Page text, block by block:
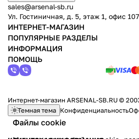
Файлы cookie
sales@arsenal-sb.ru
Ул. Гостиничная, д. 5, этаж 1, офис
ИНТЕРНЕТ-МАГАЗИН
ПОПУЛЯРНЫЕ РАЗДЕЛЫ
ИНФОРМАЦИЯ
ПОМОЩЬ
Интернет-магазин ARSENAL-SB.RU ©
Темная тема Конфиденциальность